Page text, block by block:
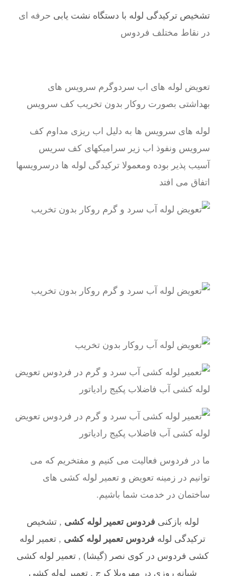
تشخیص ترکیدگی لوله با دستگاه نشت یابی حرفه ای
در نقاط مختلف فردوس
تعویض لوله های اب سردوگرم سرویس های
بهداشتی بصورت روکار بدون تخریب کف سرویس
لوله های سرویس ها به دلیل اب ریزی مداوم کف
سرویس ونفوذ اب زیر سرامیکهای کف سریس
آسیب پذیر بوده ومعمولا ترکیدگی لوله ها درسرویسها
اتفاق می افتد
ما در فردوس فعالیت می کنیم و مفتخریم که می
توانیم در زمینه تعویض و تعمیر لوله کشی های
ساختمان در خدمت شما باشیم.
لوله بازکنی فردوس تعمیر لوله کشی ,تشخیص
ترکیدگی لوله فردوس تعمیر لوله کشی , تعمیر لوله
کشی فردوس در کوی نصر (گیشا) ,تعمیر لوله کشی
شبانه روزی در مهرویلا کرج ,تعمیر لوله کشی